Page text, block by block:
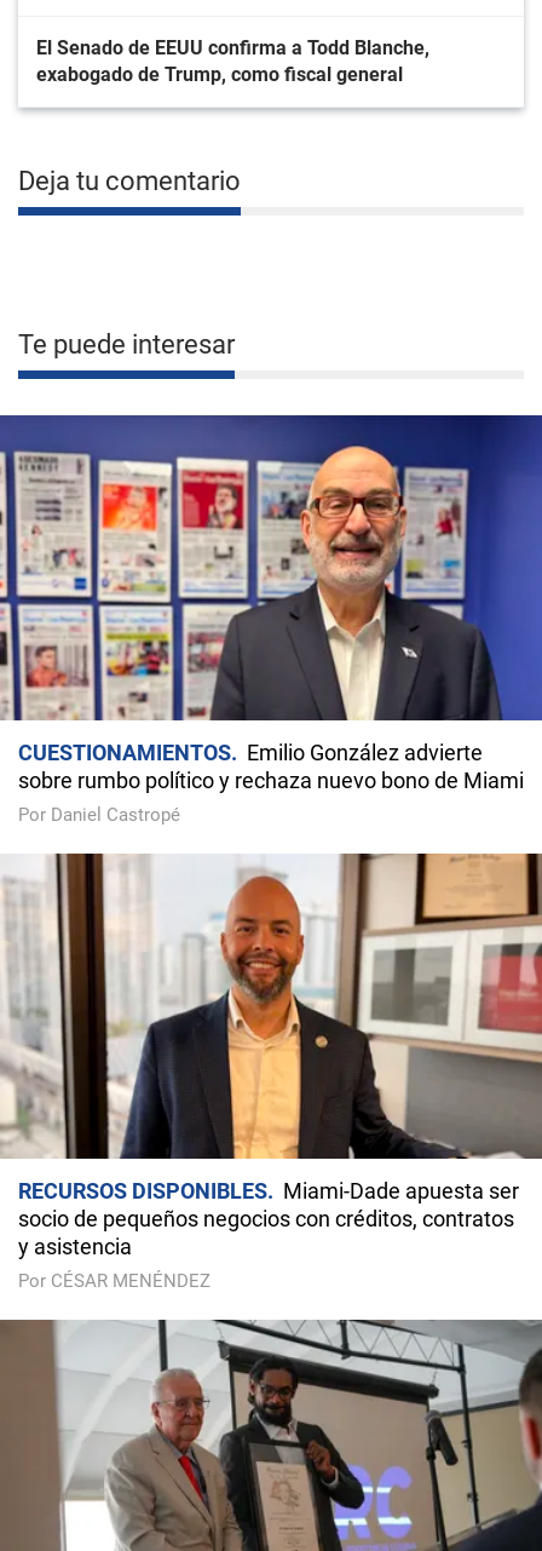
El Senado de EEUU confirma a Todd Blanche,
exabogado de Trump, como fiscal general
Deja tu comentario
Te puede interesar
CUESTIONAMIENTOS
Emilio González advierte
sobre rumbo político y rechaza nuevo bono de Miami
Por Daniel Castropé
RECURSOS DISPONIBLES
Miami-Dade apuesta ser
socio de pequeños negocios con créditos, contratos
y asistencia
Por CÉSAR MENÉNDEZ